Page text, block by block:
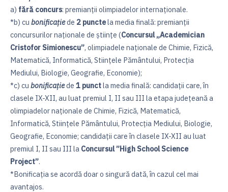
a) fără concurs: premianţii olimpiadelor internaţionale.
*b) cu bonificațiede 2 punctela media finală: premianţii
concursurilor naţionale de științe (Concursul „Academician
Cristofor Simionescu”, olimpiadele naționale de Chimie, Fizică,
Matematică, Informatică, Stiinţele Pământului, Protecția
Mediului, Biologie, Geografie, Economie);
*c) cu bonificațiede 1 punctla media finală: candidații care, în
clasele IX-XII, au luat premiul I, II sau III la etapa județeană a
olimpiadelor naționale de Chimie, Fizică, Matematică,
Informatică, Stiinţele Pământului, Protecția Mediului, Biologie,
Geografie, Economie; candidații care în clasele IX-XII au luat
premiul I, II sau III la Concursul ”High School Science
Project”.
*Bonificația se acordă doar o singură dată, în cazul cel mai
avantajos.